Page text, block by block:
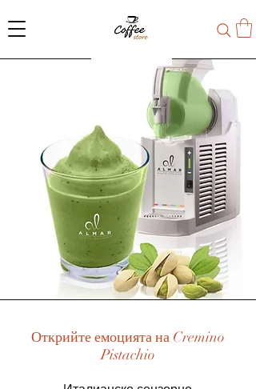
Открийте емоцията на Cremino
Pistachio